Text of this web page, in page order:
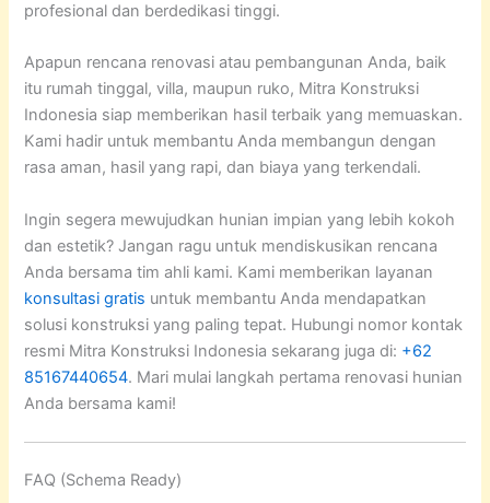
profesional dan berdedikasi tinggi.
Apapun rencana renovasi atau pembangunan Anda, baik
itu rumah tinggal, villa, maupun ruko, Mitra Konstruksi
Indonesia siap memberikan hasil terbaik yang memuaskan.
Kami hadir untuk membantu Anda membangun dengan
rasa aman, hasil yang rapi, dan biaya yang terkendali.
Ingin segera mewujudkan hunian impian yang lebih kokoh
dan estetik? Jangan ragu untuk mendiskusikan rencana
Anda bersama tim ahli kami. Kami memberikan layanan
konsultasi gratis untuk membantu Anda mendapatkan
solusi konstruksi yang paling tepat. Hubungi nomor kontak
resmi Mitra Konstruksi Indonesia sekarang juga di: +62
85167440654. Mari mulai langkah pertama renovasi hunian
Anda bersama kami!
FAQ (Schema Ready)